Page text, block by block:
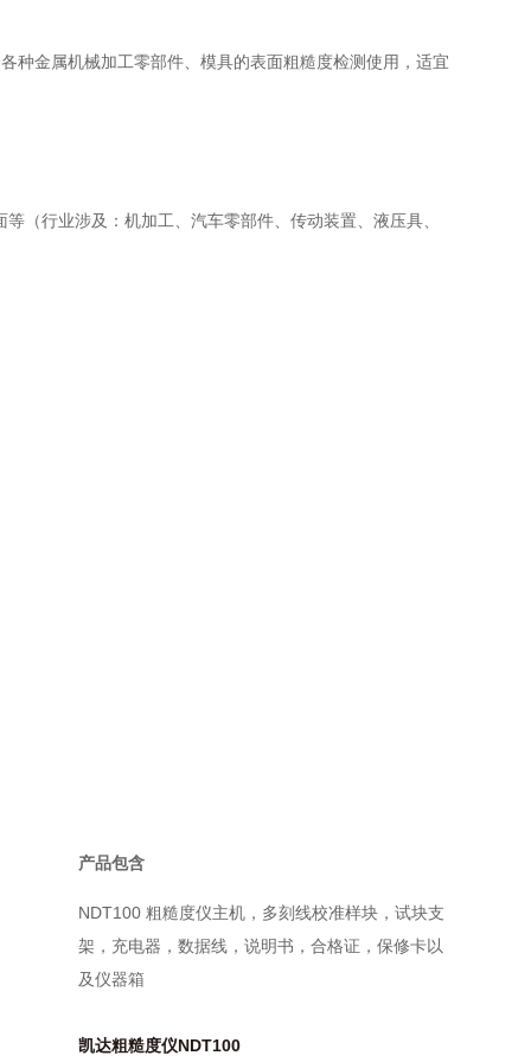
种金属机械加工零部件、模具的表面粗糙度检测使用，适宜
（行业涉及：机加工、汽车零部件、传动装置、液压具、
产品包含
NDT100 粗糙度仪主机，多刻线校准样块，试块支
架，充电器，数据线，说明书，合格证，保修卡以
及仪器箱
凯达粗糙度仪NDT100